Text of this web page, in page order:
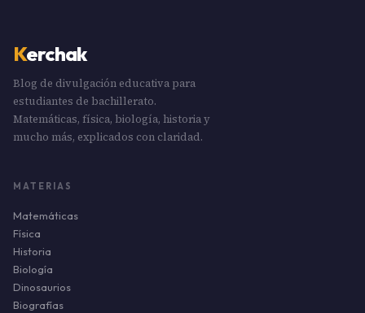
Kerchak
Blog de divulgación educativa para
estudiantes de bachillerato.
Matemáticas, física, biología, historia y
mucho más, explicados con claridad.
MATERIAS
Matemáticas
Física
Historia
Biología
Dinosaurios
Biografías